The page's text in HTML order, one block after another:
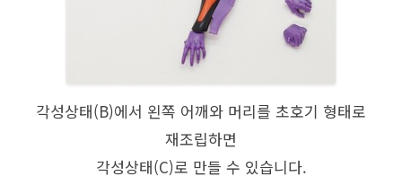
각성상태(B)에서 왼쪽 어깨와 머리를 초호기 형태로
재조립하면
각성상태(C)로 만들 수 있습니다.